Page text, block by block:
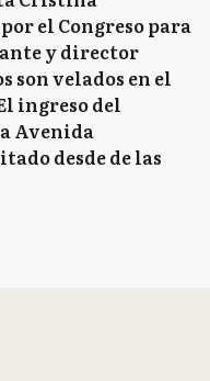
el Congreso para
y director
son velados en el
ingreso del
Avenida
desde de las